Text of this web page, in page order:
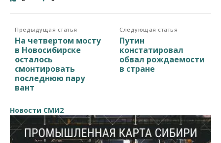
Предыдущая статья
На четвертом мосту
в Новосибирске
осталось
смонтировать
последнюю пару
вант
Следующая статья
Путин
констатировал
обвал рождаемости
в стране
Новости СМИ2